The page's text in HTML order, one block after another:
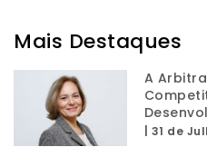
Mais Destaques
A
31 de